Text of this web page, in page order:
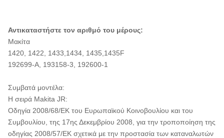
Αντικαταστήστε τον αριθμό του μέρους:
Μακίτα
1420, 1422, 1433,1434, 1435,1435F
192699-Α, 193158-3, 192600-1
Συμβατά μοντέλα:
Η σειρά Makita JR:
Οδηγία 2008/68/ΕΚ του Ευρωπαϊκού Κοινοβουλίου και του
Συμβουλίου, της 17ης Δεκεμβρίου 2008, για την τροποποίηση της
οδηγίας 2008/57/ΕΚ σχετικά με την προστασία των καταναλωτών